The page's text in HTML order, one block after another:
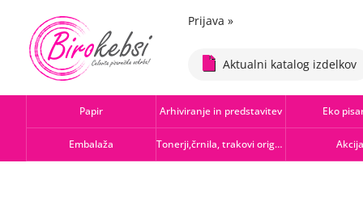
Prijava »
Aktualni katalog izdelkov
Papir Arhiviranje in predstavitev Eko
Embalaža Tonerji,črnila, trakovi orig.-rec. Akcija